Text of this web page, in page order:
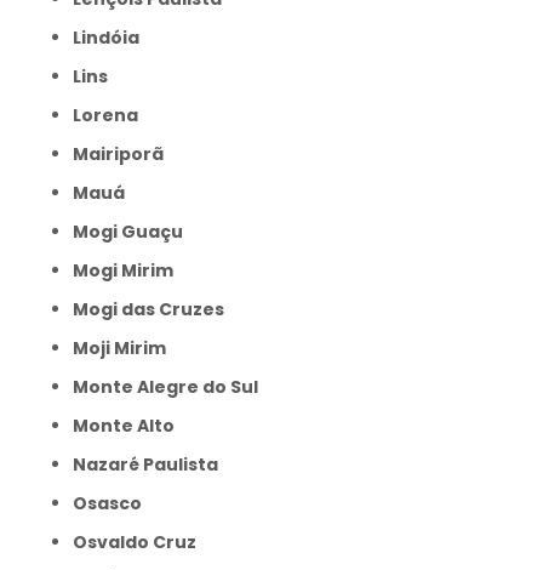
Lindóia
Lins
Lorena
Mairiporã
Mauá
Mogi Guaçu
Mogi Mirim
Mogi das Cruzes
Moji Mirim
Monte Alegre do Sul
Monte Alto
Nazaré Paulista
Osasco
Osvaldo Cruz